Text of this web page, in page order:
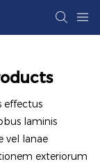
effectus
laminis
vel lanae
exteriorum